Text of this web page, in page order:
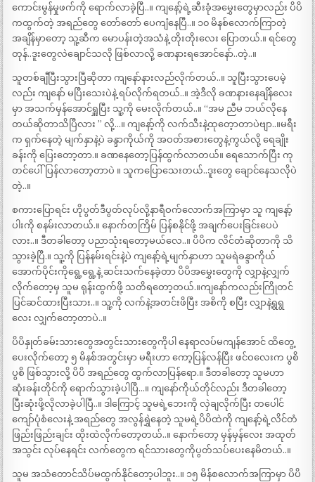
ကောင်းမွန်မှုဖက်ကို ရောက်လာခဲ့ပြီ..။ ကျနော့်ရဲ့ဆီးခုံအမွှေးတွေမှာလည်း ပိပိ
ကထွက်တဲ့ အရည်တွေ တော်တော် ပေကျံနေပြီ..။ ၁၀ မိနစ်လောက်ကြာတဲ့
အချိန်မှာတော့ သူ့ဆီက မောပန်းတဲ့အသံနဲ့ တိုးတိုးလေး ပြောတယ်.။ ရင်တွေ
တုန်..ဒူးတွေလဲချောင်သလို ဖြစ်လာလို့ ခဏနားရအောင်နော်..တဲ့..။
သူတစ်ချီပြီးသွားပြီဆိုတာ ကျနော်နားလည်လိုက်တယ်..။ သူပြီးသွားပေမဲ့
လည်း ကျနော် မပြီးသေးပဲနဲ့ ရပ်လိုက်ရတယ်..။ အဲ့ဒီလို ခဏနားနေချိန်လေး
မှာ အသက်မှန်အောင်ရှူပြီး သူ့ကို မေးလိုက်တယ်..။ “အမ ညီမ ဘယ်လိုနေ
တယ်ဆိုတာသိပြီလား ” လို့…။ ကျနော့်ကို လက်သီးနဲ့ထုတေ့ာတာပဲဗျာ..။မရီး
က ရှက်နေတဲ့ မျက်နှာနဲ့ပဲ ခန္ဒာကိုယ်ကို အဝတ်အစားတွေနဲ့ကွယ်လို့ ရေချိုး
ခန်းကို ပြေးတော့တာ.။ ခဏနေတော့ပြန်ထွက်လာတယ်။ ရေသောက်ပြီး ကု
တင်ပေါ်ပြန်လာတော့တာပဲ ။ သူကပြောသေးတယ်..ဒူးတွေ ချောင်နေသလိုပဲ
တဲ့..။
စကားပြောရင်း ဟိုပွတ်ဒီပွတ်လုပ်လို့နာရီဝက်လောက်အကြာမှာ သူ ကျနော့်
ပါးကို စနမ်းလာတယ်.။ နောက်တကြိမ် ပြန်စနိုင်ဖို့ အချက်ပေးခြင်းပေပဲ
လား..။ ဒီတခါတော့ ပညာသုံးရတော့မယ်လေ..။ ပိပိက လိင်တံဆိုတာကို သိ
သွားခဲ့ပြီ.။ သူ့ကို ပြန်နမ်းရင်းနဲ့ပဲ ကျနော့်ရဲ့မျက်နှာဟာ သူမရဲခန္ဒာကိုယ်
အောက်ပိုင်းကိုရွေ့ရွေ့နဲ့ ဆင်းသက်နေခဲ့တာ ပိပိအမွှေးတွေကို လျှာနဲ့လျှက်
လိုက်တော့မှ သူမ ရုန်းထွက်ဖို့ သတိရတော့တယ်.။ကျနော်ကလည်းကြိုတင်
ပြင်ဆင်ထားပြီးသား..။ သူ့ကို လက်နဲ့အတင်းဖိပြီး အစိကို စပြီး လျှာနဲ့ရွရွ
လေး လျှက်တော့တာပဲ..။
ပိပိနှုတ်ခမ်းသားတွေအတွင်းသားတွေကိုပါ နေရာလပ်မကျန်အောင် ထိတွေ့
ပေးလိုက်တော့ ၅ မိနစ်အတွင်းမှာ မရီးဟာ ကော့ပြန်လန်ပြီး ဖင်ဝလေးက ပွစိ
ပွစိ ဖြစ်သွားလို့ ပိပိ အရည်တွေ ထွက်လာပြန်ရော.။ ဒီတခါတော့ သူမဟာ
ဆုံးခန်းတိုင်ကို ရောက်သွားခဲ့ပါပြီ…။ ကျနော်ကိုယ်တိုင်လည်း ဒီတခါတော့
ပြီးဆုံးဖို့လိုလာခဲ့ပါပြီ..။ ဒါကြောင့် သူမရဲ့ဘေးကို လှဲချလိုက်ပြီး တပေါင်
ကျော်ပုံစံလေးနဲ့ အရည်တွေ အလွန်ရွှဲနေတဲ့ သူမရဲ့ပိပိထဲကို ကျနော့်ရဲ့လိင်တံ
ဖြည်းဖြည်းချင်း ထိုးထဲလိုက်တော့တယ်..။ နောက်တော့ မှန်မှန်လေး အထုတ်
အသွင်း လုပ်နေရင်း လက်တွေက ရင်သားတွေကိုပွတ်သပ်ပေးနေမိတယ်..။
သူမ အသံတောင်သိပ်မထွက်နိုင်တော့ပါဘူး..။ ၁၅ မိန်စလောက်အကြာမှာ ပိပိ